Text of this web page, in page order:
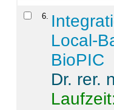
6
Local-
BioPIC
Dr. rer.